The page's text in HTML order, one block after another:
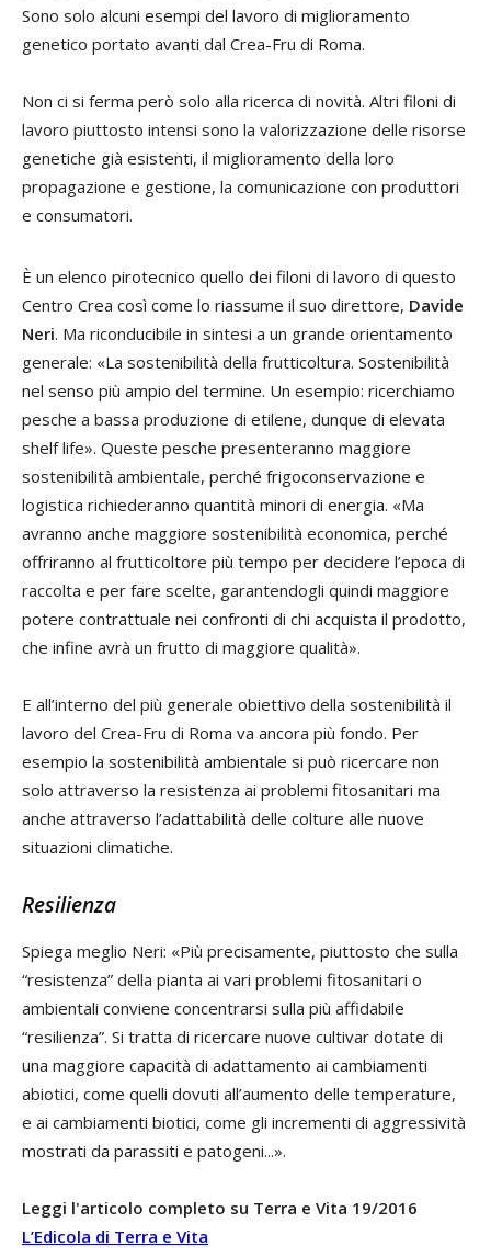
Sono solo alcuni esempi del lavoro di miglioramento
genetico portato avanti dal Crea-Fru di Roma.
Non ci si ferma però solo alla ricerca di novità. Altri filoni di
lavoro piuttosto intensi sono la valorizzazione delle risorse
genetiche già esistenti, il miglioramento della loro
propagazione e gestione, la comunicazione con produttori
e consumatori.
È un elenco pirotecnico quello dei filoni di lavoro di questo
Centro Crea così come lo riassume il suo direttore, Davide
Neri. Ma riconducibile in sintesi a un grande orientamento
generale: «La sostenibilità della frutticoltura. Sostenibilità
nel senso più ampio del termine. Un esempio: ricerchiamo
pesche a bassa produzione di etilene, dunque di elevata
shelf life». Queste pesche presenteranno maggiore
sostenibilità ambientale, perché frigoconservazione e
logistica richiederanno quantità minori di energia. «Ma
avranno anche maggiore sostenibilità economica, perché
offriranno al frutticoltore più tempo per decidere l’epoca di
raccolta e per fare scelte, garantendogli quindi maggiore
potere contrattuale nei confronti di chi acquista il prodotto,
che infine avrà un frutto di maggiore qualità».
E all’interno del più generale obiettivo della sostenibilità il
lavoro del Crea-Fru di Roma va ancora più fondo. Per
esempio la sostenibilità ambientale si può ricercare non
solo attraverso la resistenza ai problemi fitosanitari ma
anche attraverso l’adattabilità delle colture alle nuove
situazioni climatiche.
Resilienza
Spiega meglio Neri: «Più precisamente, piuttosto che sulla
“resistenza” della pianta ai vari problemi fitosanitari o
ambientali conviene concentrarsi sulla più affidabile
“resilienza”. Si tratta di ricercare nuove cultivar dotate di
una maggiore capacità di adattamento ai cambiamenti
abiotici, come quelli dovuti all’aumento delle temperature,
e ai cambiamenti biotici, come gli incrementi di aggressività
mostrati da parassiti e patogeni...».
Leggi l'articolo completo su Terra e Vita 19/2016
L’Edicola di Terra e Vita